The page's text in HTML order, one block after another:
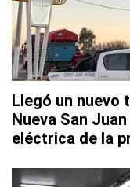
Llegó un nuevo
Nueva San
eléctrica de la